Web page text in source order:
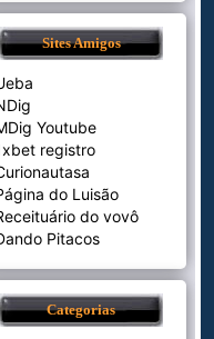
Sites Amigos
Youtube
registro
do Luisão
do vovô
Pitacos
Categorias